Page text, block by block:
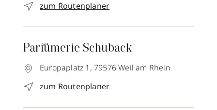
zum Routenplaner
Parfümerie Schuback
Europaplatz 1, 79576Weil am Rhein
zum Routenplaner